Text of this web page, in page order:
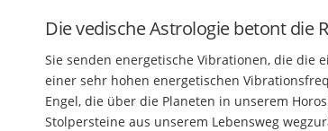
Die vedische Astrologie betont die
Sie senden energetische Vibrationen, die die
einer sehr hohen energetischen
Engel, die über die Planeten in unserem
Stolpersteine aus unserem Lebensweg